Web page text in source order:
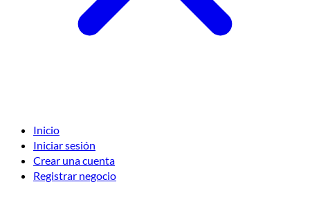
Inicio
Iniciar sesión
Crear una cuenta
Registrar negocio